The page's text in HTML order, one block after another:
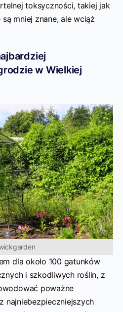
toksyczności, takiej jak
mniej znane, ale wciąż
w Wielkiej
dla około 100 gatunków
i szkodliwych roślin, z
poważne
najniebezpieczniejszych